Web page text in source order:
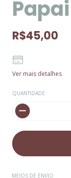
R$45,00
Ver mais detalhes
QUANTIDADE
MEIOS DE ENVIO